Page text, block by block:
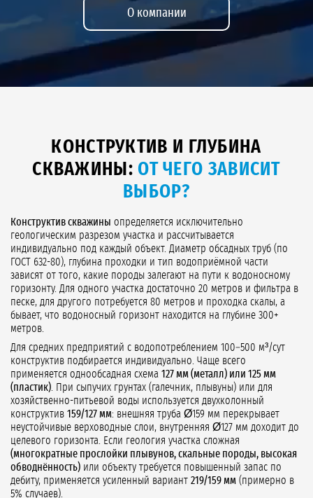
О компании
КОНСТРУКТИВ И ГЛУБИНА
СКВАЖИНЫ: ОТ ЧЕГО ЗАВИСИТ
ВЫБОР?
Конструктив скважины определяется исключительно
геологическим разрезом участка и рассчитывается
индивидуально под каждый объект. Диаметр обсадных труб (по
ГОСТ 632-80), глубина проходки и тип водоприёмной части
зависят от того, какие породы залегают на пути к водоносному
горизонту. Для одного участка достаточно 20 метров и фильтра в
песке, для другого потребуется 80 метров и проходка скалы, а
бывает, что водоносный горизонт находится на глубине 300+
метров.
Для средних предприятий с водопотреблением 100–500 м³/сут
конструктив подбирается индивидуально. Чаще всего
применяется однообсадная схема 127 мм (металл) или 125 мм
(пластик) . При сыпучих грунтах (галечник, плывуны) или для
хозяйственно-питьевой воды используется двухколонный
конструктив 159/127 мм: внешняя труба Ø159 мм перекрывает
неустойчивые верховодные слои, внутренняя Ø127 мм доходит до
целевого горизонта. Если геология участка сложная
(многократные прослойки плывунов, скальные породы, высокая
обводнённость) или объекту требуется повышенный запас по
дебиту, применяется усиленный вариант 219/159 мм (примерно в
5% случаев).